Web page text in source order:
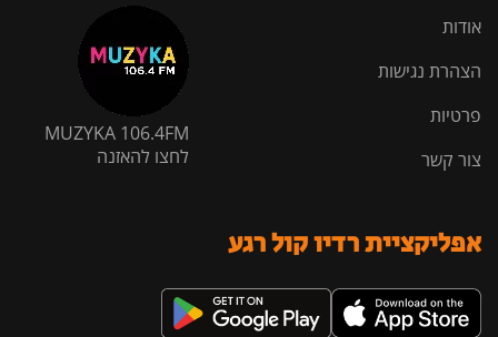
אודות
הצהרת נגישות
פרטיות
צור קשר
MUZYKA 106.4FM
לחצו להאזנה
אפליקציית רדיו קול רגע